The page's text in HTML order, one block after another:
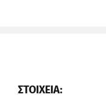
ΣΤΟΙΧΕΊΑ: